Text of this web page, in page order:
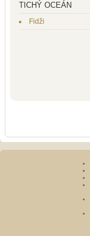
TICHÝ OCEÁN
Fidži